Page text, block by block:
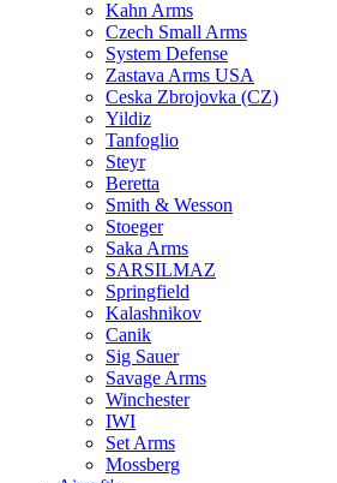
Kahn Arms
Czech Small Arms
System Defense
Zastava Arms USA
Ceska Zbrojovka (CZ)
Yildiz
Tanfoglio
Steyr
Beretta
Smith & Wesson
Stoeger
Saka Arms
SARSILMAZ
Springfield
Kalashnikov
Canik
Sig Sauer
Savage Arms
Winchester
IWI
Set Arms
Mossberg